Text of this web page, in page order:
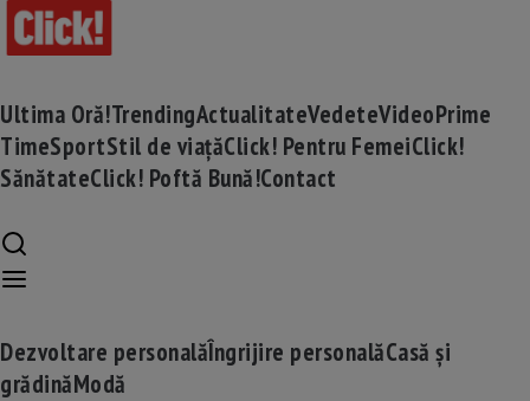
Ultima Oră!TrendingActualitateVedeteVideoPrime
TimeSportStil de viațăClick! Pentru FemeiClick!
SănătateClick! Poftă Bună!Contact
Dezvoltare personalăÎngrijire personalăCasă și
grădinăModă